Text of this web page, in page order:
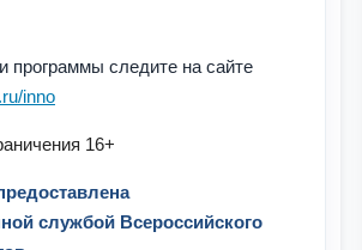
программы следите на сайте
inno
16+
службой Всероссийского